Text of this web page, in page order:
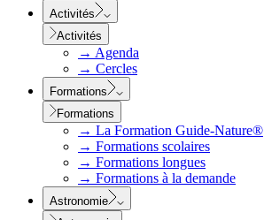
Activités
Activités
→ Agenda
→ Cercles
Formations
Formations
→ La Formation Guide-Nature®
→ Formations scolaires
→ Formations longues
→ Formations à la demande
Astronomie